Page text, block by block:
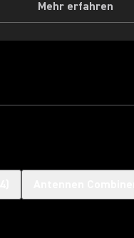
Mehr erfahren